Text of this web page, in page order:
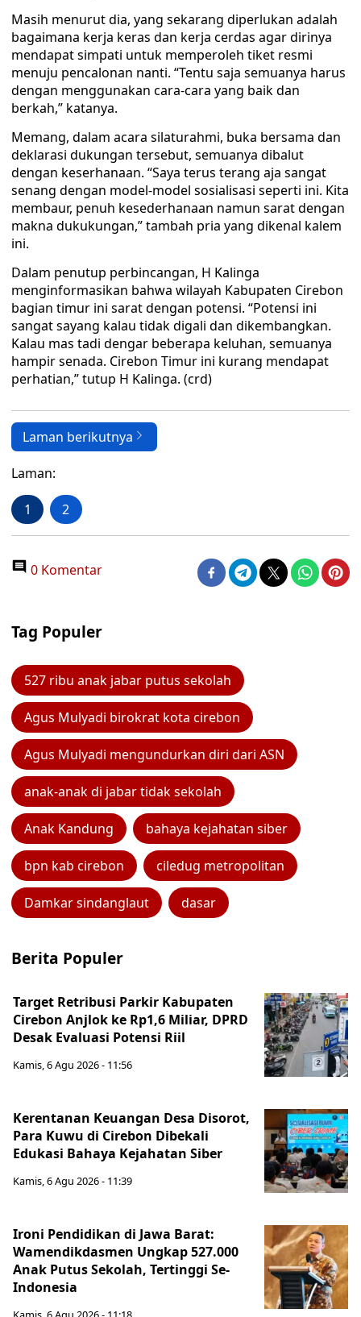
Masih menurut dia, yang sekarang diperlukan adalah
bagaimana kerja keras dan kerja cerdas agar dirinya
mendapat simpati untuk memperoleh tiket resmi
menuju pencalonan nanti. “Tentu saja semuanya harus
dengan menggunakan cara-cara yang baik dan
berkah,” katanya.
Memang, dalam acara silaturahmi, buka bersama dan
deklarasi dukungan tersebut, semuanya dibalut
dengan keserhanaan. “Saya terus terang aja sangat
senang dengan model-model sosialisasi seperti ini. Kita
membaur, penuh kesederhanaan namun sarat dengan
makna dukukungan,” tambah pria yang dikenal kalem
ini.
Dalam penutup perbincangan, H Kalinga
menginformasikan bahwa wilayah Kabupaten Cirebon
bagian timur ini sarat dengan potensi. “Potensi ini
sangat sayang kalau tidak digali dan dikembangkan.
Kalau mas tadi dengar beberapa keluhan, semuanya
hampir senada. Cirebon Timur ini kurang mendapat
perhatian,” tutup H Kalinga. (crd)
Laman berikutnya
Laman:
1 2
0 Komentar
Tag Populer
527 ribu anak jabar putus sekolah
Agus Mulyadi birokrat kota cirebon
Agus Mulyadi mengundurkan diri dari ASN
anak-anak di jabar tidak sekolah
Anak Kandung bahaya kejahatan siber
bpn kab cirebon ciledug metropolitan
Damkar sindanglaut dasar
Berita Populer
Target Retribusi Parkir Kabupaten
Cirebon Anjlok ke Rp1,6 Miliar, DPRD
Desak Evaluasi Potensi Riil
Kamis, 6 Agu 2026 - 11:56
Kerentanan Keuangan Desa Disorot,
Para Kuwu di Cirebon Dibekali
Edukasi Bahaya Kejahatan Siber
Kamis, 6 Agu 2026 - 11:39
Ironi Pendidikan di Jawa Barat:
Wamendikdasmen Ungkap 527.000
Anak Putus Sekolah, Tertinggi Se-
Indonesia